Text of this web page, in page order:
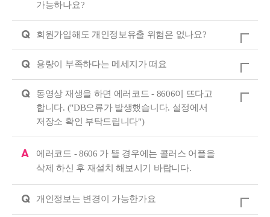
가능하나요?
Q 회원가입해도 개인정보유출 위험은 없나요?
Q 용량이 부족하다는 메세지가 떠요
Q
동영상 재생을 하면 에러코드 - 8606이 뜨다고
합니다. ("DB오류가 발생했습니다. 설정에서
저장소 확인 부탁드립니다")
A
에러코드 - 8606 가 뜰 경우에는 콜러스 어플을
삭제 하신 후 재설치 해보시기 바랍니다.
Q 개인정보는 변경이 가능한가요